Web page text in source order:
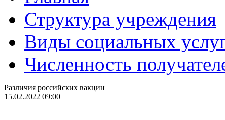
Структура учреждения
Виды социальных
Численность
Различия российских вакцин
15.02.2022 09:00